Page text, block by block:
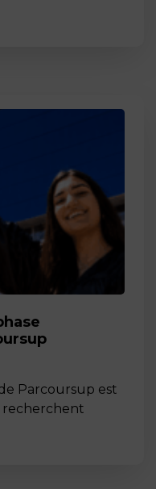
Parcoursup est
recherchent